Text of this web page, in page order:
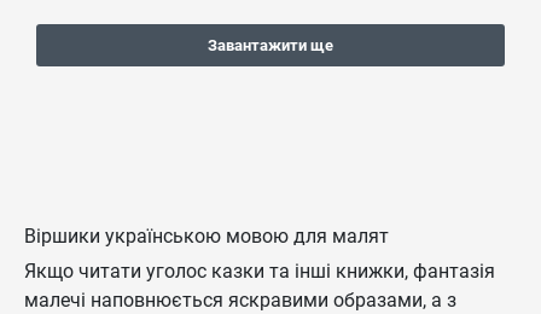
Завантажити ще
Віршики українською мовою для малят
Якщо читати уголос казки та інші книжки, фантазія
малечі наповнюється яскравими образами, а з